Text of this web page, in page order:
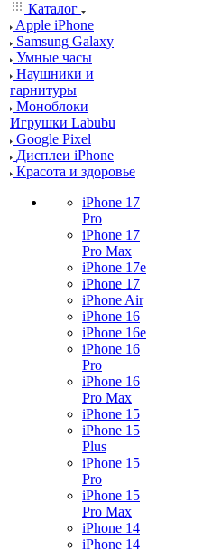
Каталог
Apple iPhone
Samsung Galaxy
Умные часы
Наушники и
гарнитуры
Моноблоки
Игрушки Labubu
Google Pixel
Дисплеи iPhone
Красота и здоровье
iPhone 17
Pro
iPhone 17
Pro Max
iPhone 17e
iPhone 17
iPhone Air
iPhone 16
iPhone 16e
iPhone 16
Pro
iPhone 16
Pro Max
iPhone 15
iPhone 15
Plus
iPhone 15
Pro
iPhone 15
Pro Max
iPhone 14
iPhone 14